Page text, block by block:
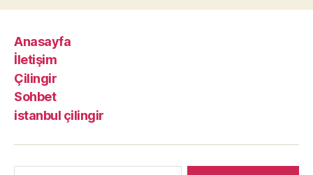
Anasayfa
İletişim
Çilingir
Sohbet
istanbul çilingir